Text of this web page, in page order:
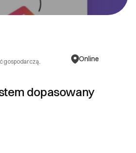
gospodarczą. Online
dopasowany